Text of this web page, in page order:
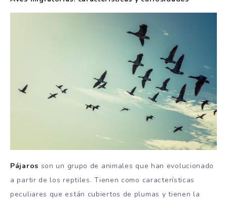
Pájaros son un grupo de animales que han evolucionado
a partir de los reptiles. Tienen como características
peculiares que están cubiertos de plumas y tienen la